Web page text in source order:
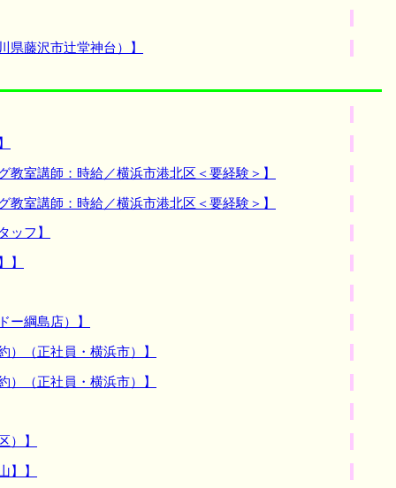
藤沢市辻堂神台）】
室講師：時給／横浜市港北区＜要経験＞】
室講師：時給／横浜市港北区＜要経験＞】
ッフ】
】
綱島店）】
（正社員・横浜市）】
（正社員・横浜市）】
）】
】】